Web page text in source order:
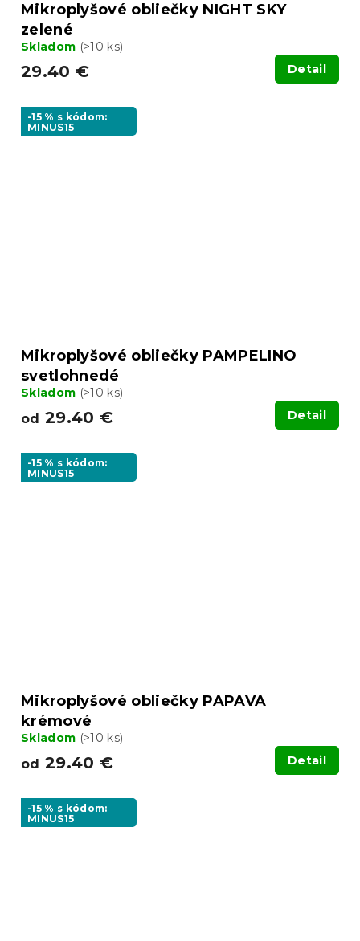
Mikroplyšové obliečky NIGHT SKY
zelené
Skladom (>10 ks)
29.40 € Detail
-15 % s kódom:
MINUS15
Mikroplyšové obliečky PAMPELINO
svetlohnedé
Skladom (>10 ks)
od 29.40 € Detail
-15 % s kódom:
MINUS15
Mikroplyšové obliečky PAPAVA
krémové
Skladom (>10 ks)
od 29.40 € Detail
-15 % s kódom:
MINUS15